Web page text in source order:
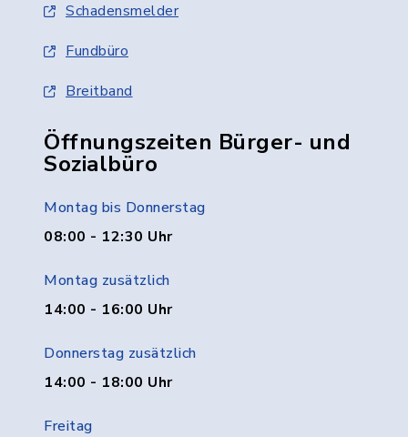
Schadensmelder
Fundbüro
Breitband
Öffnungszeiten Bürger- und
Sozialbüro
Montag bis Donnerstag
08:00 - 12:30 Uhr
Montag zusätzlich
14:00 - 16:00 Uhr
Donnerstag zusätzlich
14:00 - 18:00 Uhr
Freitag